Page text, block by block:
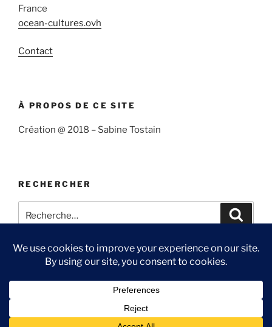
France
ocean-cultures.ovh
Contact
À PROPOS DE CE SITE
Création @ 2018 – Sabine Tostain
RECHERCHER
pour
Suivre
Me
Ma
Contact
Fièrement propulsé par WordPress